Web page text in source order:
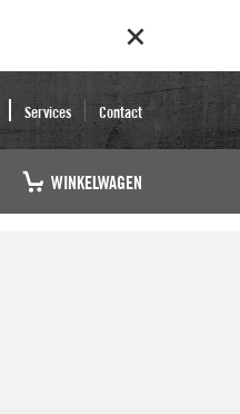
Services Contact
WINKELWAGEN